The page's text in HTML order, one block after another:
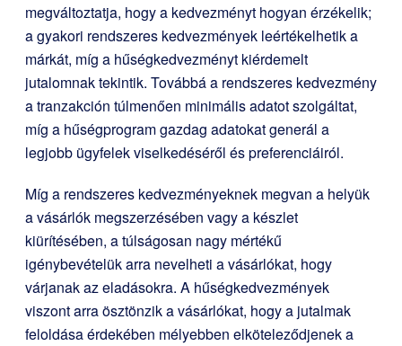
megváltoztatja, hogy a kedvezményt hogyan érzékelik;
a gyakori rendszeres kedvezmények leértékelhetik a
márkát, míg a hűségkedvezményt kiérdemelt
jutalomnak tekintik. Továbbá a rendszeres kedvezmény
a tranzakción túlmenően minimális adatot szolgáltat,
míg a hűségprogram gazdag adatokat generál a
legjobb ügyfelek viselkedéséről és preferenciáiról.
Míg a rendszeres kedvezményeknek megvan a helyük
a vásárlók megszerzésében vagy a készlet
kiürítésében, a túlságosan nagy mértékű
igénybevételük arra nevelheti a vásárlókat, hogy
várjanak az eladásokra. A hűségkedvezmények
viszont arra ösztönzik a vásárlókat, hogy a jutalmak
feloldása érdekében mélyebben elköteleződjenek a